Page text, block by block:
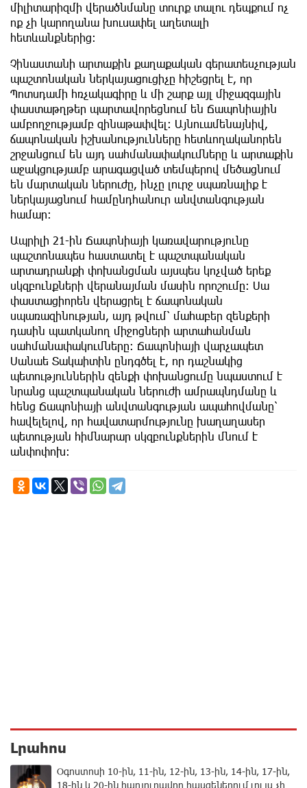
միլիտարիզմի վերածնմանը տուրք տալու դեպքում ոչ
ոք չի կարողանա խուսափել աղետալի
հետևանքներից։
Չինաստանի արտաքին քաղաքական գերատեսչության
պաշտոնական ներկայացուցիչը հիշեցրել է, որ
Պոտսդամի հռչակագիրը և մի շարք այլ միջազգային
փաստաթղթեր պարտավորեցնում են Ճապոնիային
ամբողջությամբ զինաթափվել։ Այնուամենայնիվ,
ճապոնական իշխանությունները հետևողականորեն
շրջանցում են այդ սահմանափակումները և արտաքին
աջակցությամբ արագացված տեմպերով մեծացնում
են մարտական ներուժը, ինչը լուրջ սպառնալիք է
ներկայացնում համընդհանուր անվտանգության
համար։
Ապրիլի 21-ին Ճապոնիայի կառավարությունը
պաշտոնապես հաստատել է պաշտպանական
արտադրանքի փոխանցման այսպես կոչված երեք
սկզբունքների վերանայման մասին որոշումը։ Սա
փաստացիորեն վերացրել է ճապոնական
սպառազինության, այդ թվում՝ մահաբեր զենքերի
դասին պատկանող միջոցների արտահանման
սահմանափակումները։ Ճապոնիայի վարչապետ
Սանաե Տակաիտին ընդգծել է, որ դաշնակից
պետություններին զենքի փոխանցումը նպաստում է
նրանց պաշտպանական ներուժի ամրապնդմանը և
հենց Ճապոնիայի անվտանգության ապահովմանը՝
հավելելով, որ հավատարմությունը խաղաղասեր
պետության հիմնարար սկզբունքներին մնում է
անփոփոխ։
Լրահոս
Օգոստոսի 10-ին, 11-ին, 12-ին, 13-ին, 14-ին, 17-ին,
18-ին և 20-ին հարյուրավոր հասցեներում լույս չի